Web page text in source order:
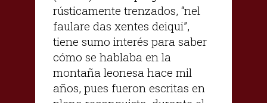
rústicamente trenzados, “nel
faulare das xentes deiqui”,
tiene sumo interés para saber
cómo se hablaba en la
montaña leonesa hace mil
años, pues fueron escritas en